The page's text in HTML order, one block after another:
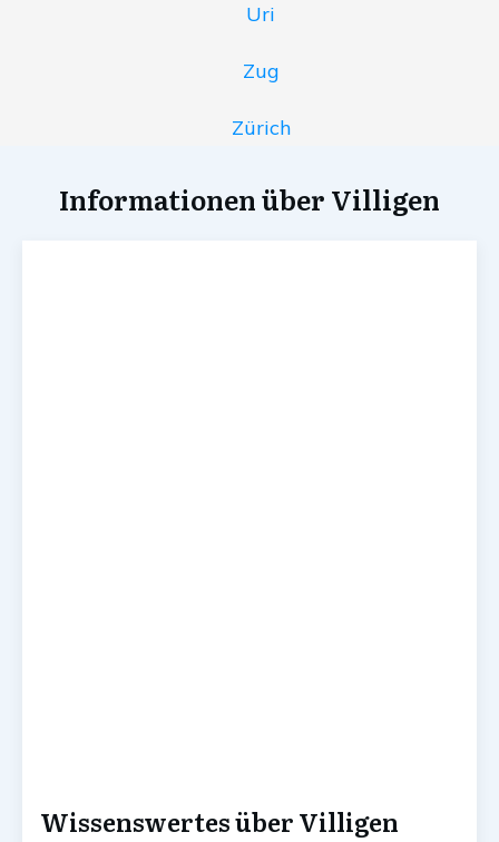
Uri
Zug
Zürich
Informationen über Villigen
Wissenswertes über Villigen